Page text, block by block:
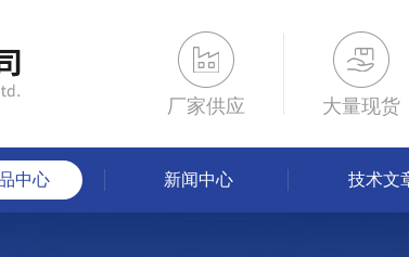
厂家供应 大量现货
中心 新闻中心 技术文